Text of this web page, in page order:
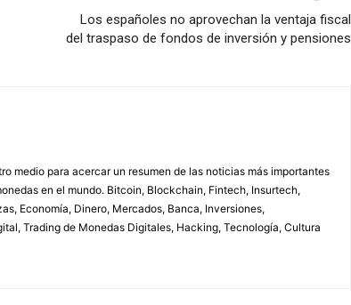
Los españoles no aprovechan la ventaja fiscal
del traspaso de fondos de inversión y pensiones
medio para acercar un resumen de las noticias más importantes
en el mundo. Bitcoin, Blockchain, Fintech, Insurtech,
Economía, Dinero, Mercados, Banca, Inversiones,
Trading de Monedas Digitales, Hacking, Tecnología, Cultura